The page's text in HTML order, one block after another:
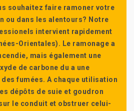
souhaitez faire ramoner votre
ou dans les alentours? Notre
intervient rapidement
Orientales). Le ramonage a
mais également une
de carbone du a une
fumées. A chaque utilisation
dépôts de suie et goudron
le conduit et obstruer celui-